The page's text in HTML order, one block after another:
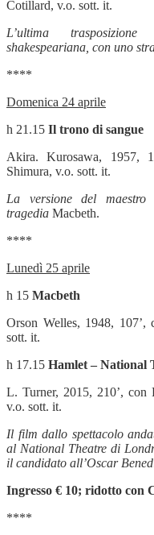
Cotillard, v.o. sott. it.
L’ultima
shakespeariana, con uno
****
Domenica 24 aprile
h 21.15 Il trono di sangue
Akira. Kurosawa, 1957,
Shimura, v.o. sott. it.
La versione del maestro
tragedia Macbeth.
****
Lunedì 25 aprile
h 15 Macbeth
Orson Welles, 1948, 107’,
sott. it.
h 17.15 Hamlet – National
L. Turner, 2015, 210’, con
v.o. sott. it.
Il film dallo spettacolo
al National Theatre di
il candidato all’Oscar
Ingresso € 10; ridotto con
****